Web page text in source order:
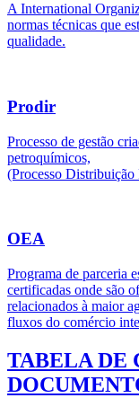
A International
normas técnicas que
qualidade.
Prodir
Processo de gestão
petroquímicos,
(Processo Distribuição
OEA
Programa de parceria
certificadas onde são
relacionados à maior
fluxos do comércio
TABELA DE